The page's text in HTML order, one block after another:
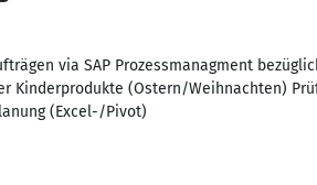
via SAP Prozessmanagment
Kinderprodukte (Ostern/Weihnachten)
(Excel-/Pivot)